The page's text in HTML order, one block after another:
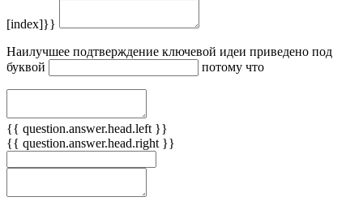
[index]}}
Наилучшее подтверждение ключевой идеи приведено под
буквой
потому что
{{ question.answer.head.left }}
{{ question.answer.head.right }}